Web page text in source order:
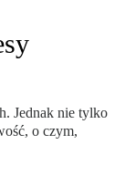
Jednak nie tylko
o czym,